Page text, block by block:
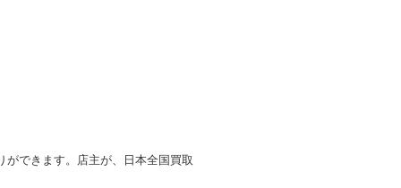
できます。店主が、日本全国買取